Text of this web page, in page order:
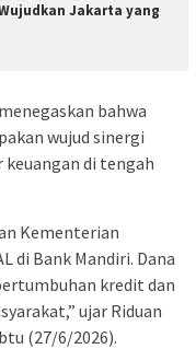
Jakarta yang
bahwa
wujud sinergi
di tengah
Kementerian
di Bank Mandiri. Dana
kredit dan
ujar Riduan
(27/6/2026).